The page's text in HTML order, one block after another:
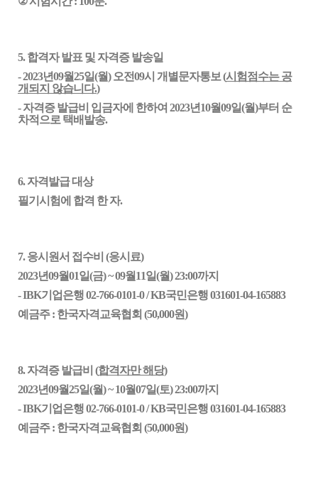
5. 합격자 발표 및 자격증 발송일
- 2023년09월25일(월) 오전09시 개별문자통보 (시험점수는 공
개되지 않습니다.)
- 자격증 발급비 입금자에 한하여 2023년10월09일(월)부터 순
차적으로 택배발송.
6. 자격발급 대상
필기시험에 합격 한 자.
7. 응시원서 접수비 (응시료)
2023년09월01일(금) ~09월11일(월) 23:00까지
- IBK기업은행 02-766-0101-0/ KB국민은행 031601-04-165883
예금주: 한국자격교육협회 (50,000원)
8. 자격증 발급비 (합격자만 해당)
2023년09월25일(월) ~10월07일(토) 23:00까지
- IBK기업은행 02-766-0101-0/ KB국민은행 031601-04-165883
예금주: 한국자격교육협회 (50,000원)